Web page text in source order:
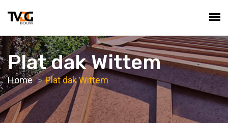
Plat dak Wittem
Home Plat dak Wittem